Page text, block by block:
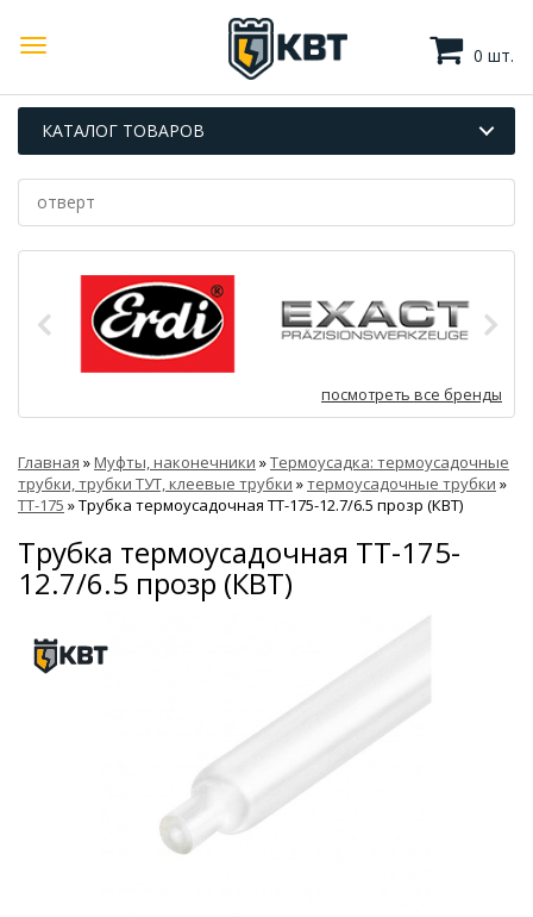
0 шт.
КАТАЛОГ ТОВАРОВ
посмотреть все бренды
Главная »Муфты, наконечники »Термоусадка: термоусадочные
трубки, трубки ТУТ, клеевые трубки »термоусадочные трубки »
ТТ-175 »Трубка термоусадочная ТТ-175-12.7/6.5 прозр (КВТ)
Трубка термоусадочная ТТ-175-
12.7/6.5 прозр (КВТ)